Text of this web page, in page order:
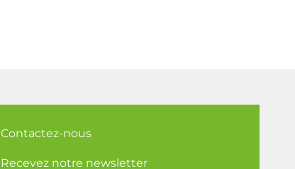
Contactez-nous
Recevez notre newsletter